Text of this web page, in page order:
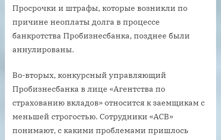
Просрочки и штрафы, которые возникли по
причине неоплаты долга в процессе
банкротства Пробизнесбанка, позднее были
аннулированы.
Во-вторых, конкурсный управляющий
Пробизнесбанка в лице «Агентства по
страхованию вкладов» относится к заемщикам с
меньшей строгостью. Сотрудники «АСВ»
понимают, с какими проблемами пришлось